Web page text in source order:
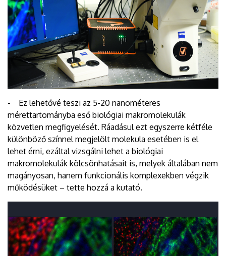
- Ez lehetővé teszi az 5-20 nanométeres
mérettartományba eső biológiai makromolekulák
közvetlen megfigyelését. Ráadásul ezt egyszerre kétféle
különböző színnel megjelölt molekula esetében is el
lehet érni, ezáltal vizsgálni lehet a biológiai
makromolekulák kölcsönhatásait is, melyek általában nem
magányosan, hanem funkcionális komplexekben végzik
működésüket – tette hozzá a kutató.